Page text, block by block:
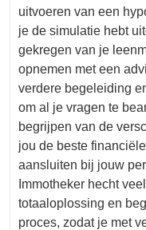
uitvoeren van een
je de simulatie hebt
gekregen van je
opnemen met een
verdere begeleiding
om al je vragen te
begrijpen van de
jou de beste
aansluiten bij jouw
Immotheker hecht
totaaloplossing en
proces, zodat je met